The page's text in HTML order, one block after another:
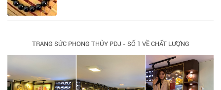
TRANG SỨC PHONG THỦY PDJ - SỐ 1 VỀ CHẤT LƯỢNG